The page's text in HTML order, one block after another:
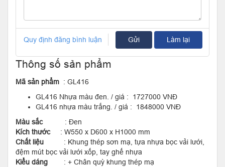
Quy định đăng bình luận Gửi Làm lại
Thông số sản phẩm
Mã sản phẩm : GL416
GL416 Nhựa màu đen. / giá : 1727000 VNĐ
GL416 nhựa màu trắng. / giá : 1848000 VNĐ
Màu sắc: Đen
Kích thước: W550 x D600 x H1000 mm
Chất liệu
: Khung thép sơn mạ, tựa nhựa bọc vải lưới,
đệm mút bọc vải lưới xốp, tay ghế nhựa
Kiểu dáng : + Chân quỳ khung thép mạ